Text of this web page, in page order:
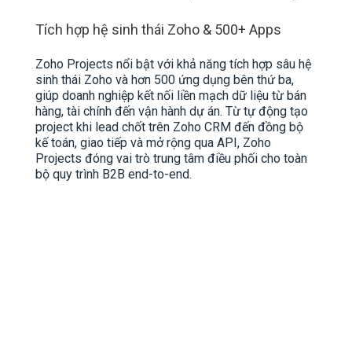
Tích hợp hệ sinh thái Zoho & 500+ Apps
Zoho Projects nổi bật với khả năng tích hợp sâu hệ
sinh thái Zoho và hơn 500 ứng dụng bên thứ ba,
giúp doanh nghiệp kết nối liền mạch dữ liệu từ bán
hàng, tài chính đến vận hành dự án. Từ tự động tạo
project khi lead chốt trên Zoho CRM đến đồng bộ
kế toán, giao tiếp và mở rộng qua API, Zoho
Projects đóng vai trò trung tâm điều phối cho toàn
bộ quy trình B2B end-to-end.